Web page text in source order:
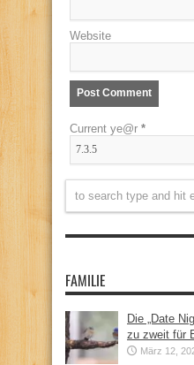
Website
Current ye@r *
FAMILIE
Die „Date
zu zweit für
März 12,